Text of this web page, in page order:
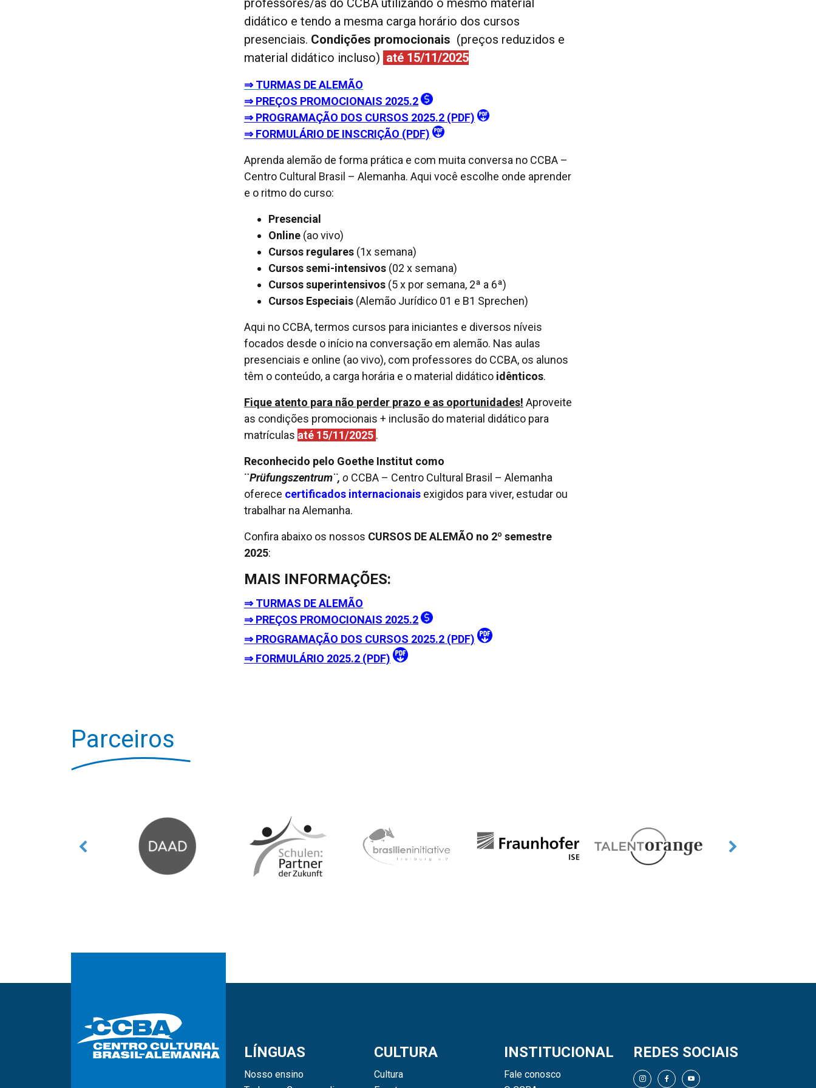
professores/as do CCBA utilizando o mesmo material
didático e tendo a mesma carga horário dos cursos
presenciais. Condições promocionais (preços reduzidos e
material didático incluso) até 15/11/2025
⇒ TURMAS DE ALEMÃO
⇒ PREÇOS PROMOCIONAIS 2025.2
⇒ PROGRAMAÇÃO DOS CURSOS 2025.2 (PDF)
⇒ FORMULÁRIO DE INSCRIÇÃO (PDF)
Aprenda alemão de forma prática e com muita conversa no CCBA –
Centro Cultural Brasil – Alemanha. Aqui você escolhe onde aprender
e o ritmo do curso:
Presencial
Online (ao vivo)
Cursos regulares (1x semana)
Cursos semi-intensivos (02 x semana)
Cursos superintensivos (5 x por semana, 2ª a 6ª)
Cursos Especiais (Alemão Jurídico 01 e B1 Sprechen)
Aqui no CCBA, termos cursos para iniciantes e diversos níveis
focados desde o início na conversação em alemão. Nas aulas
presenciais e online (ao vivo), com professores do CCBA, os alunos
têm o conteúdo, a carga horária e o material didático idênticos.
Fique atento para não perder prazo e as oportunidades! Aproveite
as condições promocionais + inclusão do material didático para
matrículas até 15/11/2025 .
Reconhecido pelo Goethe Institut como
¨Prüfungszentrum¨, o CCBA – Centro Cultural Brasil – Alemanha
oferece certificados internacionais exigidos para viver, estudar ou
trabalhar na Alemanha.
Confira abaixo os nossos CURSOS DE ALEMÃO no 2º semestre
2025:
MAIS INFORMAÇÕES:
⇒ TURMAS DE ALEMÃO
⇒ PREÇOS PROMOCIONAIS 2025.2
⇒ PROGRAMAÇÃO DOS CURSOS 2025.2 (PDF)
⇒ FORMULÁRIO 2025.2 (PDF)
Parceiros
LÍNGUAS
Nosso ensino
CULTURA
Cultura
INSTITUCIONAL
Fale conosco
REDES SOCIAIS